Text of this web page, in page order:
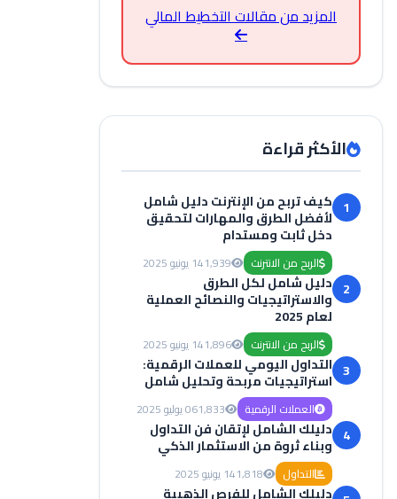
المزيد من مقالات التخطيط المالي
الأكثر قراءة
1 كيف تربح من الإنترنت دليل شامل
لأفضل الطرق والمهارات لتحقيق
دخل ثابت ومستدام
الربح من الانترنت 1,93914 يونيو 2025
2 دليل شامل لكل الطرق
والاستراتيجيات والنصائح العملية
لعام 2025
الربح من الانترنت 1,89614 يونيو 2025
3 التداول اليومي للعملات الرقمية:
استراتيجيات مربحة وتحليل شامل
العملات الرقمية 1,83306 يوليو 2025
4 دليلك الشامل لإتقان فن التداول
وبناء ثروة من الاستثمار الذكي
التداول 1,81814 يونيو 2025
دليلك الشامل للفرص الذهبية